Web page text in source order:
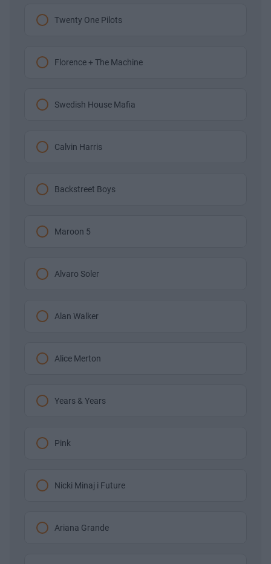
Twenty One Pilots
Florence + The Machine
Swedish House Mafia
Calvin Harris
Backstreet Boys
Maroon 5
Alvaro Soler
Alan Walker
Alice Merton
Years & Years
Pink
Nicki Minaj i Future
Ariana Grande